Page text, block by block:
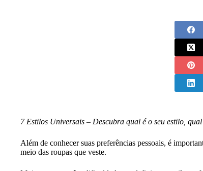
7 Estilos Universais – Descubra qual é o seu estilo,
Além de conhecer suas preferências pessoais, é
meio das roupas que veste.